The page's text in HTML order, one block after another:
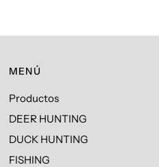
MENÚ
Productos
DEER HUNTING
DUCK HUNTING
FISHING